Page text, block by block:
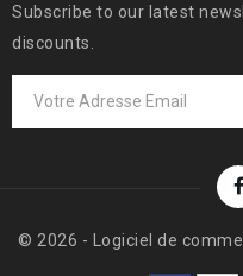
Subscribe to our latest
discounts.
© 2026 - Logiciel de